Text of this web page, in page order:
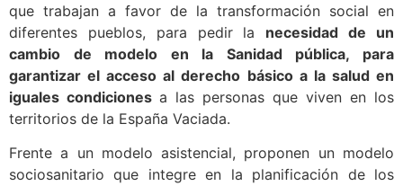
que trabajan a favor de la transformación social en
diferentes pueblos, para pedir la necesidad de un
cambio de modelo en la Sanidad pública, para
garantizar el acceso al derecho básico a la salud en
iguales condiciones a las personas que viven en los
territorios de la España Vaciada.
Frente a un modelo asistencial, proponen un modelo
sociosanitario que integre en la planificación de los